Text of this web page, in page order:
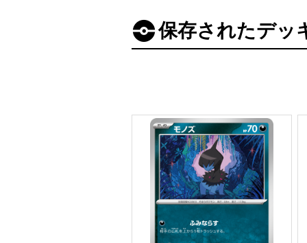
保存されたデッ